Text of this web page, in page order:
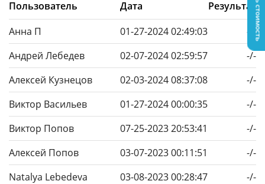
Пользователь Дата
Результат
Анна П
01-27-2024 02:49:03
-/-
Андрей Лебедев
02-07-2024 02:59:57
-/-
Алексей Кузнецов
02-03-2024 08:37:08
-/-
Виктор Васильев
01-27-2024 00:00:35
-/-
Виктор Попов
07-25-2023 20:53:41
-/-
Алексей Попов
03-07-2023 00:11:51
-/-
Natalya Lebedeva
03-08-2023 00:28:47
-/-